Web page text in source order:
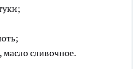
масло сливочное.